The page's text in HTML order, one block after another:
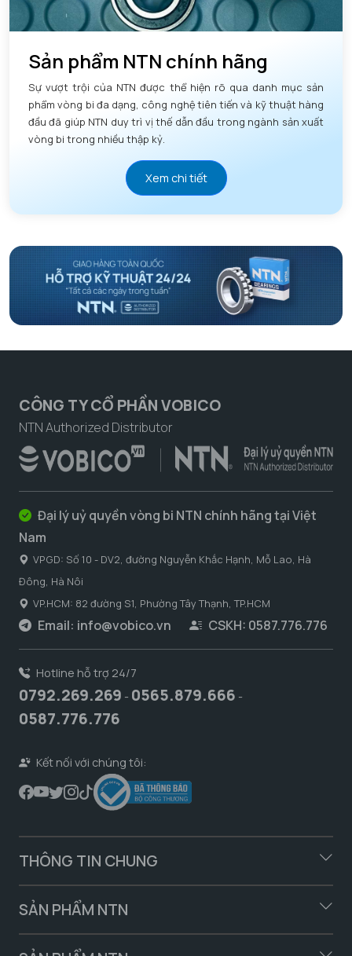
Sản phẩm NTN chính hãng
Sự vượt trội của NTN được thể hiện rõ qua danh mục sản
phẩm vòng bi đa dạng, công nghệ tiên tiến và kỹ thuật hàng
đầu đã giúp NTN duy trì vị thế dẫn đầu trong ngành sản xuất
vòng bi trong nhiều thập kỷ.
Xem chi tiết
CÔNG TY CỔ PHẦN VOBICO
NTN Authorized Distributor
Đại lý uỷ quyền vòng bi NTN chính hãng tại Việt
Nam
VPGD: Số 10 - DV2, đường Nguyễn Khắc Hạnh, Mỗ Lao, Hà
Đông, Hà Nôi
VP.HCM: 82 đường S1, Phường Tây Thạnh, TP.HCM
Email: info@vobico.vn CSKH: 0587.776.776
Hotline hỗ trợ 24/7
0792.269.269 - 0565.879.666 -
0587.776.776
Kết nối với chúng tôi:
THÔNG TIN CHUNG
SẢN PHẨM NTN